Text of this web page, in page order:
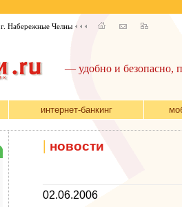
г. Набережные Челны
— удобно и безопасно,
интернет-банкинг
| новости
02.06.2006